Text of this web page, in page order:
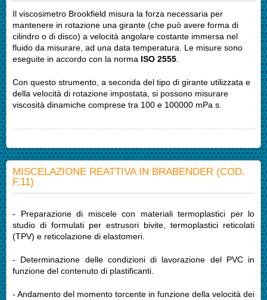
Il viscosimetro Brookfield misura la forza necessaria per
mantenere in rotazione una girante (che può avere forma di
cilindro o di disco) a velocità angolare costante immersa nel
fluido da misurare, ad una data temperatura. Le misure sono
eseguite in accordo con la norma ISO 2555
Con questo strumento, a seconda del tipo di girante utilizzata e
della velocità di rotazione impostata, si possono misurare
viscosità dinamiche comprese tra 100 e 100000 mPa s.
MISCELAZIONE REATTIVA IN BRABENDER (COD.
F.11)
- Preparazione di miscele con materiali termoplastici per lo
studio di formulati per estrusori bivite, termoplastici reticolati
(TPV) e reticolazione di elastomeri.
- Determinazione delle condizioni di lavorazione del PVC in
funzione del contenuto di plastificanti.
- Andamento del momento torcente in funzione della velocità dei